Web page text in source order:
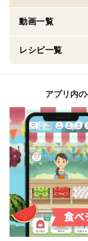
動画一覧
レシピ一覧
アプリ内